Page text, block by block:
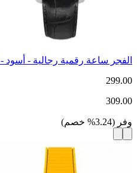
الفجر ساعة رقمية رجالية - أسود - WS-06L
299.00
309.00
وفر (
3.24
% خصم)